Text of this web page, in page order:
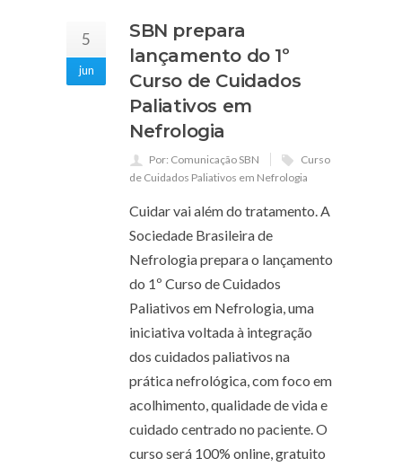
5
jun
SBN prepara
lançamento do 1º
Curso de Cuidados
Paliativos em
Nefrologia
Por: Comunicação SBN
Curso
de Cuidados Paliativos em Nefrologia
Cuidar vai além do tratamento. A
Sociedade Brasileira de
Nefrologia prepara o lançamento
do 1º Curso de Cuidados
Paliativos em Nefrologia, uma
iniciativa voltada à integração
dos cuidados paliativos na
prática nefrológica, com foco em
acolhimento, qualidade de vida e
cuidado centrado no paciente. O
curso será 100% online, gratuito